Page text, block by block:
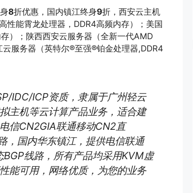
8折优惠，国内镇江终身9折，西安云主机
性能霄龙处理器，DDR4高频内存）；美国
）；陕西西安云服务器（全新一代AMD
服务器（英特尔®至强®铂金处理器,DDR4
IDC/ICP资质，隶属于广州轻云
主机等云计算产品业务，适合建
信CN2GIA联通移动CN2直
，国内华东镇江，提供电信联通
线路，所有产品均采用KVM虚
能可用，网络优质，为您的业务